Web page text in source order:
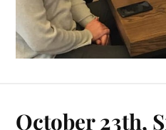
October 23th,